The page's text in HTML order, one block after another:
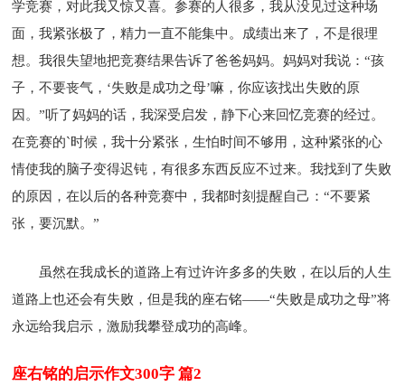
学竞赛，对此我又惊又喜。参赛的人很多，我从没见过这种场
面，我紧张极了，精力一直不能集中。成绩出来了，不是很理
想。我很失望地把竞赛结果告诉了爸爸妈妈。妈妈对我说：“孩
子，不要丧气，‘失败是成功之母’嘛，你应该找出失败的原
因。”听了妈妈的话，我深受启发，静下心来回忆竞赛的经过。
在竞赛的`时候，我十分紧张，生怕时间不够用，这种紧张的心
情使我的脑子变得迟钝，有很多东西反应不过来。我找到了失败
的原因，在以后的各种竞赛中，我都时刻提醒自己：“不要紧
张，要沉默。”
虽然在我成长的道路上有过许许多多的失败，在以后的人生
道路上也还会有失败，但是我的座右铭——“失败是成功之母”将
永远给我启示，激励我攀登成功的高峰。
座右铭的启示作文300字 篇2